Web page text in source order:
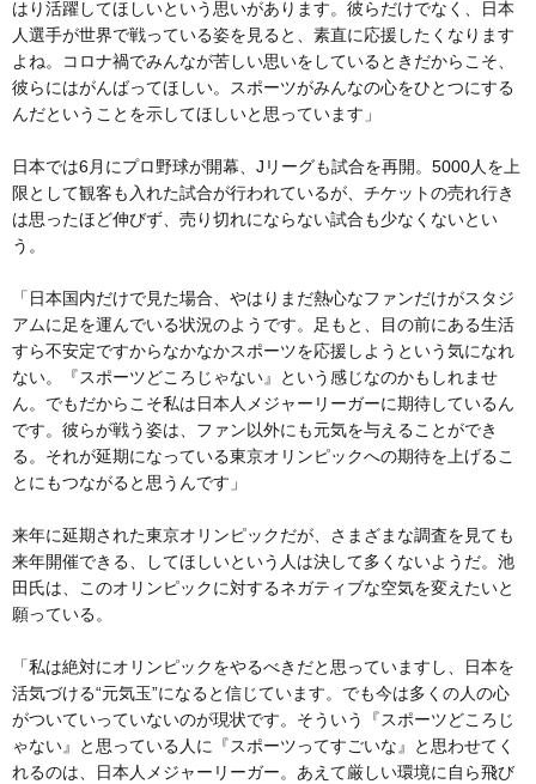
はり活躍してほしいという思いがあります。彼らだけでなく、日本
人選手が世界で戦っている姿を見ると、素直に応援したくなります
よね。コロナ禍でみんなが苦しい思いをしているときだからこそ、
彼らにはがんばってほしい。スポーツがみんなの心をひとつにする
んだということを示してほしいと思っています」
日本では6月にプロ野球が開幕、Jリーグも試合を再開。5000人を上
限として観客も入れた試合が行われているが、チケットの売れ行き
は思ったほど伸びず、売り切れにならない試合も少なくないとい
う。
「日本国内だけで見た場合、やはりまだ熱心なファンだけがスタジ
アムに足を運んでいる状況のようです。足もと、目の前にある生活
すら不安定ですからなかなかスポーツを応援しようという気になれ
ない。『スポーツどころじゃない』という感じなのかもしれませ
ん。でもだからこそ私は日本人メジャーリーガーに期待しているん
です。彼らが戦う姿は、ファン以外にも元気を与えることができ
る。それが延期になっている東京オリンピックへの期待を上げるこ
とにもつながると思うんです」
来年に延期された東京オリンピックだが、さまざまな調査を見ても
来年開催できる、してほしいという人は決して多くないようだ。池
田氏は、このオリンピックに対するネガティブな空気を変えたいと
願っている。
「私は絶対にオリンピックをやるべきだと思っていますし、日本を
活気づける“元気玉”になると信じています。でも今は多くの人の心
がついていっていないのが現状です。そういう『スポーツどころじ
ゃない』と思っている人に『スポーツってすごいな』と思わせてく
れるのは、日本人メジャーリーガー。あえて厳しい環境に自ら飛び